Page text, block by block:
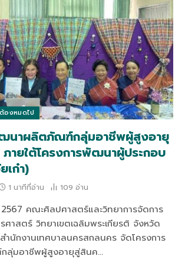
องหมดไป
นาผลิตภัณฑ์กลุ่มอาชีพผู้สูงอายุ
ายใต้โครงการพัฒนาผู้ประกอบ
เก๋า)
1 นาทีที่อ่าน 109 อ่าน
คณะศิลปศาสตร์และวิทยาการจัดการ
ศาสตร์ วิทยาเขตเฉลิมพระเกียรติ จังหวัด
นักงานเทศบาลนครสกลนคร จัดโครงการ
มอาชีพผู้สูงอายุสู่สินค…